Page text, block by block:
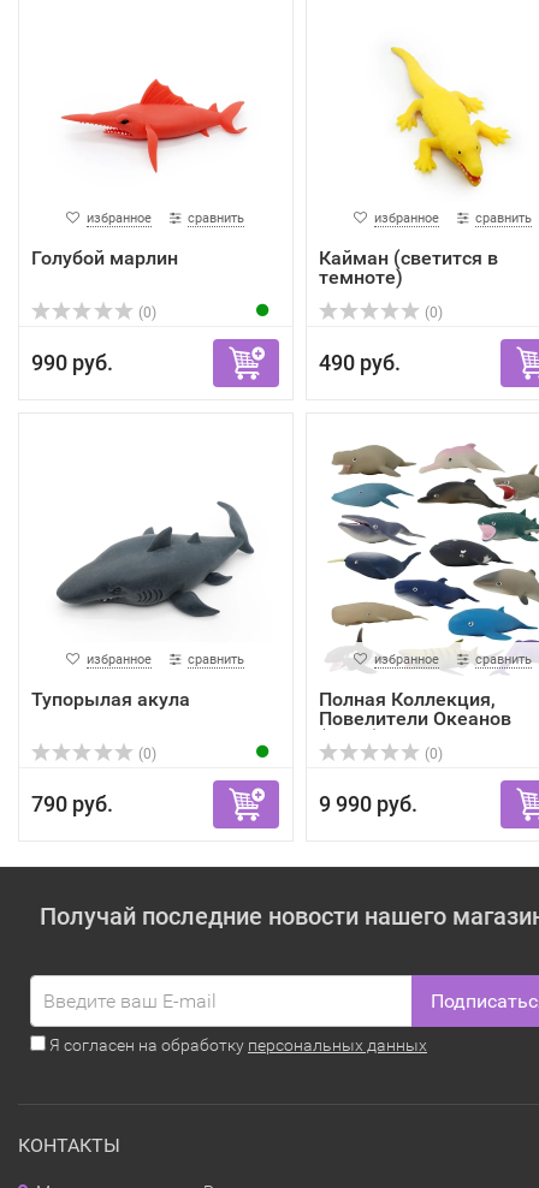
избранное сравнить
Голубой марлин
(0)
990 руб.
избранное сравнить
Кайман (светится в
темноте)
(0)
490 руб.
избранное сравнить
Тупорылая акула
(0)
790 руб.
избранное сравнить
Полная Коллекция,
Повелители Океанов
(16шт)
(0)
9 990 руб.
Получай последние новости нашего
Я согласен на обработку персональных данных
КОНТАКТЫ